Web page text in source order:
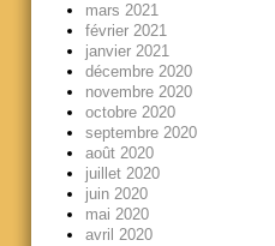
mars 2021
février 2021
janvier 2021
décembre 2020
novembre 2020
octobre 2020
septembre 2020
août 2020
juillet 2020
juin 2020
mai 2020
avril 2020